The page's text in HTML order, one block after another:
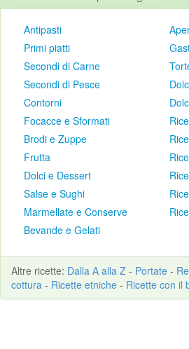
Antipasti
Primi piatti
Secondi di Carne
Secondi di Pesce
Contorni
Focacce e Sformati
Brodi e Zuppe
Frutta
Dolci e Dessert
Salse e Sughi
Marmellate e Conserve
Bevande e Gelati
Altre ricette: Dalla A alla Z - Portate -
cottura - Ricette etniche - Ricette con il